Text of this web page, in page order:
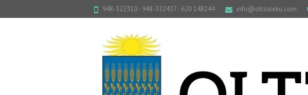
948-322310 - 948-322437 - 620 148244 info@oltzaleku.com